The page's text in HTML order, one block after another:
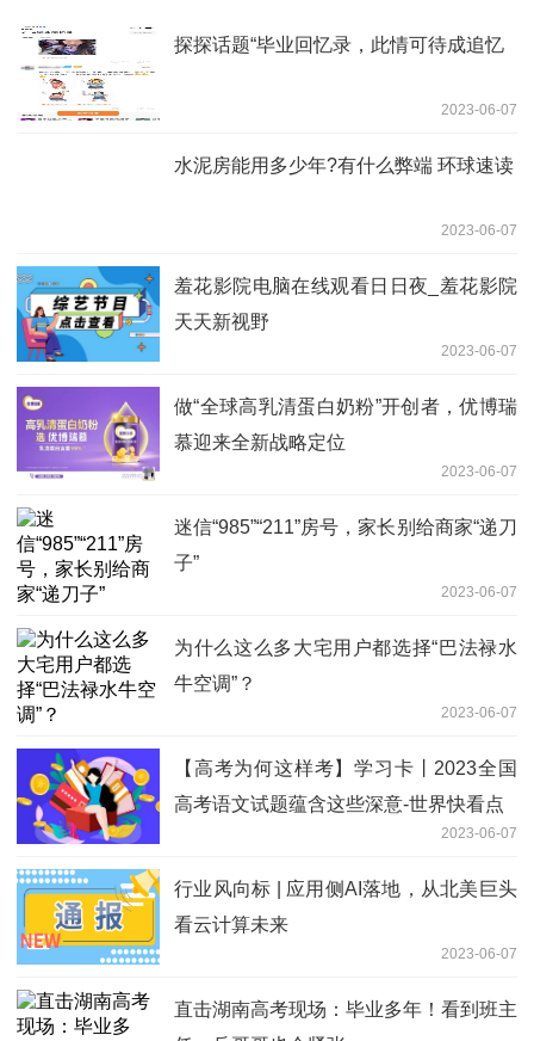
探探话题“毕业回忆录，此情可待成追忆
2023-06-07
水泥房能用多少年?有什么弊端 环球速读
2023-06-07
羞花影院电脑在线观看日日夜_羞花影院
天天新视野
2023-06-07
做“全球高乳清蛋白奶粉”开创者，优博瑞
慕迎来全新战略定位
2023-06-07
迷信“985”“211”房号，家长别给商家“递刀
子”
2023-06-07
为什么这么多大宅用户都选择“巴法禄水
牛空调”？
2023-06-07
【高考为何这样考】学习卡丨2023全国
高考语文试题蕴含这些深意-世界快看点
2023-06-07
行业风向标 | 应用侧AI落地，从北美巨头
看云计算未来
2023-06-07
直击湖南高考现场：毕业多年！看到班主